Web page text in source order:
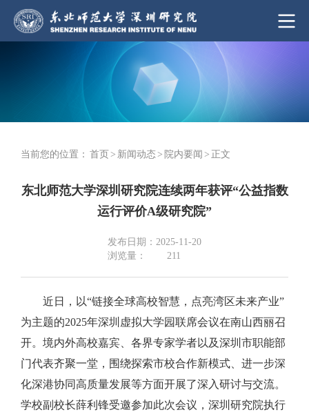
当前您的位置： 首页> 新闻动态> 院内要闻 > 正文
东北师范大学深圳研究院连续两年获评“公益指数
运行评价A级研究院”
发布日期：2025-11-20
浏览量：
211
近日，以“链接全球高校智慧，点亮湾区未来产业”
为主题的2025年深圳虚拟大学园联席会议在南山西丽召
开。境内外高校嘉宾、各界专家学者以及深圳市职能部
门代表齐聚一堂，围绕探索市校合作新模式、进一步深
化深港协同高质量发展等方面开展了深入研讨与交流。
学校副校长薛利锋受邀参加此次会议，深圳研究院执行